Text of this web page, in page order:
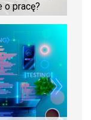
o pracę?